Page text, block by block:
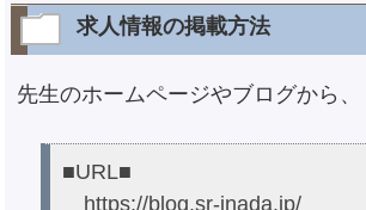
求人情報の掲載方法
先生のホームページやブログから、
■URL■
https://blog.sr-inada.jp/